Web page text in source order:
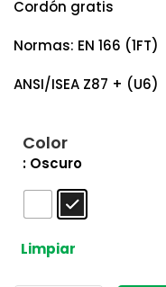
Cordón gratis
Normas: EN 166 (1FT)
ANSI/ISEA Z87 + (U6)
Color
: Oscuro
Limpiar